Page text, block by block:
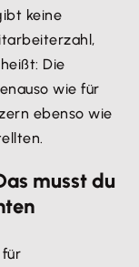
keine
Die
wie für
ebenso wie
musst du